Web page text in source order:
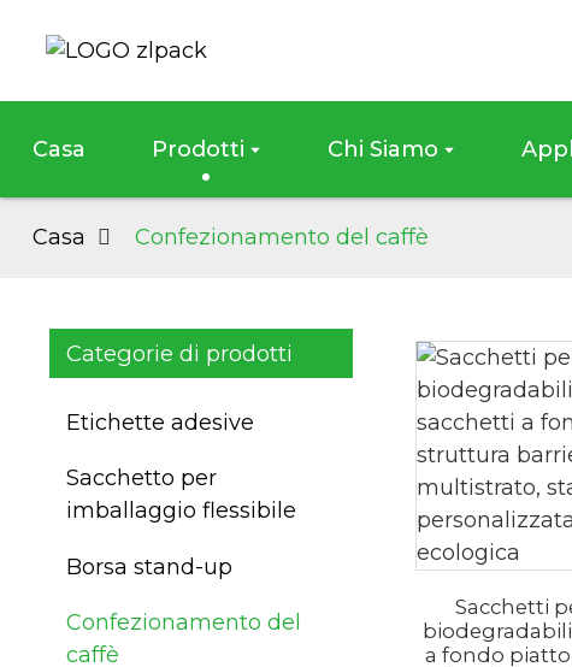
Casa Prodotti Chi Siamo
Casa Confezionamento del caffè
Categorie di prodotti
Etichette adesive
Sacchetto per
imballaggio flessibile
Borsa stand-up
Confezionamento del
caffè
Sacchetti
a fondo